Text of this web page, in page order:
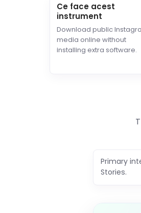
Ce face acest
instrument
Download public
media online without
installing extra software.
Primary
Stories.